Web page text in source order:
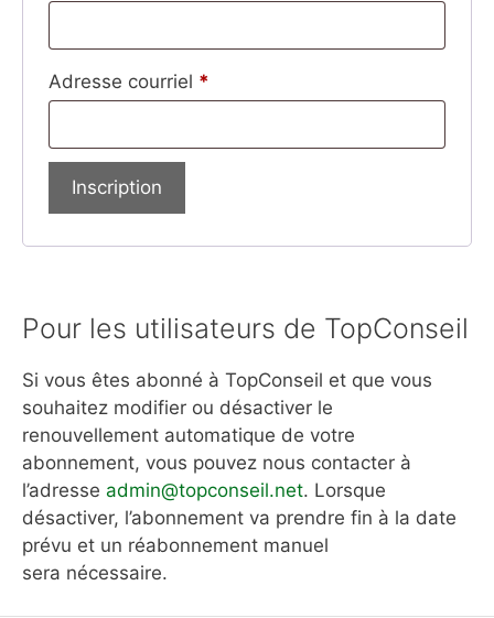
Adresse courriel *
Inscription
Pour les utilisateurs de TopConseil
Si vous êtes abonné à TopConseil et que vous
souhaitez modifier ou désactiver le
renouvellement automatique de votre
abonnement, vous pouvez nous contacter à
l’adresse admin@topconseil.net. Lorsque
désactiver, l’abonnement va prendre fin à la date
prévu et un réabonnement manuel
sera nécessaire.